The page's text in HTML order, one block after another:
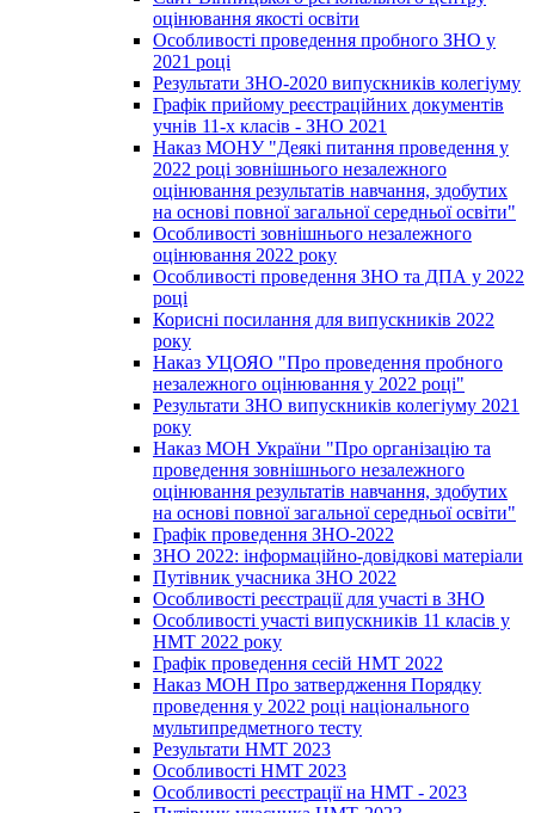
оцінювання якості освіти
Особливості проведення пробного ЗНО у
2021 році
Результати ЗНО-2020 випускників колегіуму
Графік прийому реєстраційних документів
учнів 11-х класів - ЗНО 2021
Наказ МОНУ "Деякі питання проведення у
2022 році зовнішнього незалежного
оцінювання результатів навчання, здобутих
на основі повної загальної середньої освіти"
Особливості зовнішнього незалежного
оцінювання 2022 року
Особливості проведення ЗНО та ДПА у 2022
році
Корисні посилання для випускників 2022
року
Наказ УЦОЯО "Про проведення пробного
незалежного оцінювання у 2022 році"
Результати ЗНО випускників колегіуму 2021
року
Наказ МОН України "Про організацію та
проведення зовнішнього незалежного
оцінювання результатів навчання, здобутих
на основі повної загальної середньої освіти"
Графік проведення ЗНО-2022
ЗНО 2022: інформаційно-довідкові матеріали
Путівник учасника ЗНО 2022
Особливості реєстрації для участі в ЗНО
Особливості участі випускників 11 класів у
НМТ 2022 року
Графік проведення сесій НМТ 2022
Наказ МОН Про затвердження Порядку
проведення у 2022 році національного
мультипредметного тесту
Результати НМТ 2023
Особливості НМТ 2023
Особливості реєстрації на НМТ - 2023